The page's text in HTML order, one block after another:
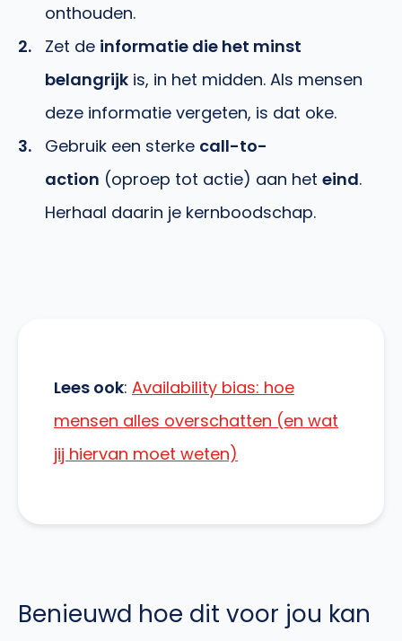
onthouden.
Zet de informatie die het minst
belangrijk is, in het midden. Als mensen
deze informatie vergeten, is dat oke.
Gebruik een sterke call-to-
action (oproep tot actie) aan het eind.
Herhaal daarin je kernboodschap.
Lees ook: Availability bias: hoe
mensen alles overschatten (en wat
jij hiervan moet weten)
Benieuwd hoe dit voor jou kan